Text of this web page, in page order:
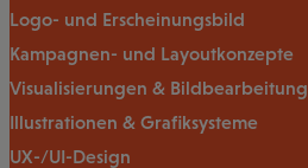
Logo- und Erscheinungsbild
Kampagnen- und Layoutkonzepte
Visualisierungen & Bildbearbeitung
Illustrationen & Grafiksysteme
UX-/UI-Design